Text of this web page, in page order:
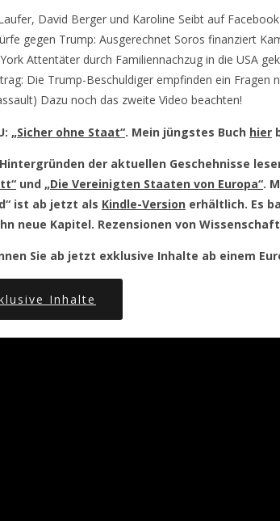
David Berger und Karoline Seibt auf
gegen Trump: Ausgerechnet Soros finanziert
Attentäter durch Familiennachzug in die USA
Die Trump-Beschuldiger empfinden ein Fragen
Dazu noch das zweite Video beachten!
„Sicher ohne Staat“. Mein jüngstes Buch hier
der aktuellen Geschehnisse
und „Die Vereinigten Staaten von Europa“.
ist ab jetzt als Kindle-Version erhältlich. Es
neue Kapitel. Rezensionen von
Sie ab jetzt exklusive Inhalte ab einem
Inhalte